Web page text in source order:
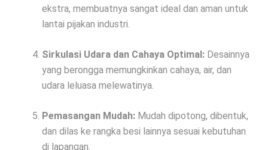
ekstra, membuatnya sangat ideal dan aman untuk
lantai pijakan industri.
Sirkulasi Udara dan Cahaya Optimal: Desainnya
yang berongga memungkinkan cahaya, air, dan
udara leluasa melewatinya.
Pemasangan Mudah: Mudah dipotong, dibentuk,
dan dilas ke rangka besi lainnya sesuai kebutuhan
di lapangan.